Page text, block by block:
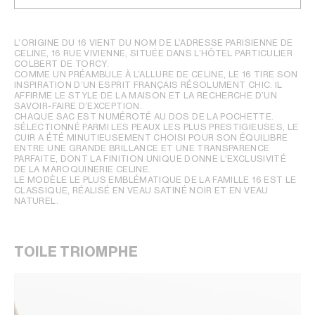
L’ORIGINE DU 16 VIENT DU NOM DE L’ADRESSE PARISIENNE DE
CELINE, 16 RUE VIVIENNE, SITUÉE DANS L’HÔTEL PARTICULIER
COLBERT DE TORCY.
COMME UN PRÉAMBULE À L’ALLURE DE CELINE, LE 16 TIRE SON
INSPIRATION D’UN ESPRIT FRANÇAIS RÉSOLUMENT CHIC. IL
AFFIRME LE STYLE DE LA MAISON ET LA RECHERCHE D’UN
SAVOIR-FAIRE D’EXCEPTION.
CHAQUE SAC EST NUMÉROTÉ AU DOS DE LA POCHETTE.
SÉLECTIONNÉ PARMI LES PEAUX LES PLUS PRESTIGIEUSES, LE
CUIR A ÉTÉ MINUTIEUSEMENT CHOISI POUR SON ÉQUILIBRE
ENTRE UNE GRANDE BRILLANCE ET UNE TRANSPARENCE
PARFAITE, DONT LA FINITION UNIQUE DONNE L’EXCLUSIVITÉ
DE LA MAROQUINERIE CELINE.
LE MODÈLE LE PLUS EMBLÉMATIQUE DE LA FAMILLE 16 EST LE
CLASSIQUE, RÉALISÉ EN VEAU SATINÉ NOIR ET EN VEAU
NATUREL.
TOILE TRIOMPHE